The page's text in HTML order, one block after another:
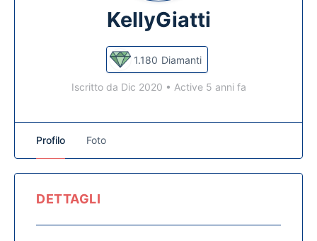
KellyGiatti
1.180 Diamanti
Iscritto da Dic 2020 • Active 5 anni fa
Profilo Foto
DETTAGLI